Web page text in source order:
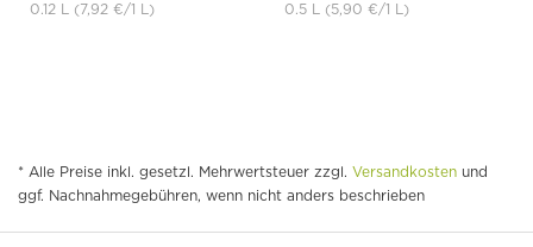
0.12 L (7,92 €/1 L) 0.5 L (5,90 €/1 L)
* Alle Preise inkl. gesetzl. Mehrwertsteuer zzgl. Versandkosten und
ggf. Nachnahmegebühren, wenn nicht anders beschrieben